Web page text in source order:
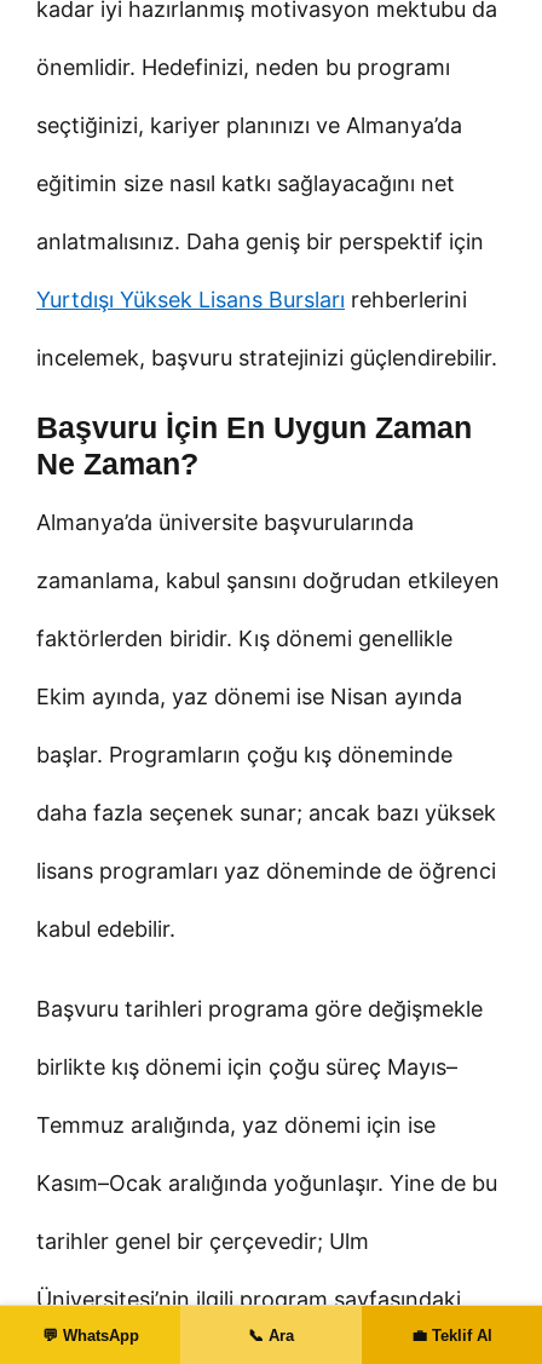
kadar iyi hazırlanmış motivasyon mektubu da
önemlidir. Hedefinizi, neden bu programı
seçtiğinizi, kariyer planınızı ve Almanya’da
eğitimin size nasıl katkı sağlayacağını net
anlatmalısınız. Daha geniş bir perspektif için
Yurtdışı Yüksek Lisans Bursları rehberlerini
incelemek, başvuru stratejinizi güçlendirebilir.
Başvuru İçin En Uygun Zaman
Ne Zaman?
Almanya’da üniversite başvurularında
zamanlama, kabul şansını doğrudan etkileyen
faktörlerden biridir. Kış dönemi genellikle
Ekim ayında, yaz dönemi ise Nisan ayında
başlar. Programların çoğu kış döneminde
daha fazla seçenek sunar; ancak bazı yüksek
lisans programları yaz döneminde de öğrenci
kabul edebilir.
Başvuru tarihleri programa göre değişmekle
birlikte kış dönemi için çoğu süreç Mayıs–
Temmuz aralığında, yaz dönemi için ise
Kasım–Ocak aralığında yoğunlaşır. Yine de bu
tarihler genel bir çerçevedir; Ulm
Üniversitesi’nin ilgili program sayfasındaki
💬 WhatsApp 📞 Ara 💼 Teklif Al